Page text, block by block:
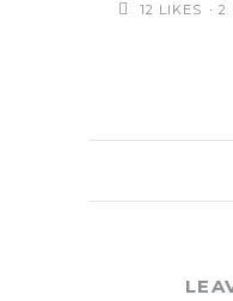
12 LIKES 2